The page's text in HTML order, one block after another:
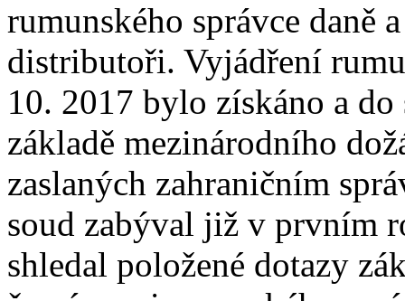
rumunského správce daně
distributoři. Vyjádření
10. 2017 bylo získáno a
základě mezinárodního
zaslaných zahraničním
soud zabýval již v prvním
shledal položené dotazy